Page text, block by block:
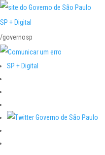
SP + Digital
/governosp
SP + Digital